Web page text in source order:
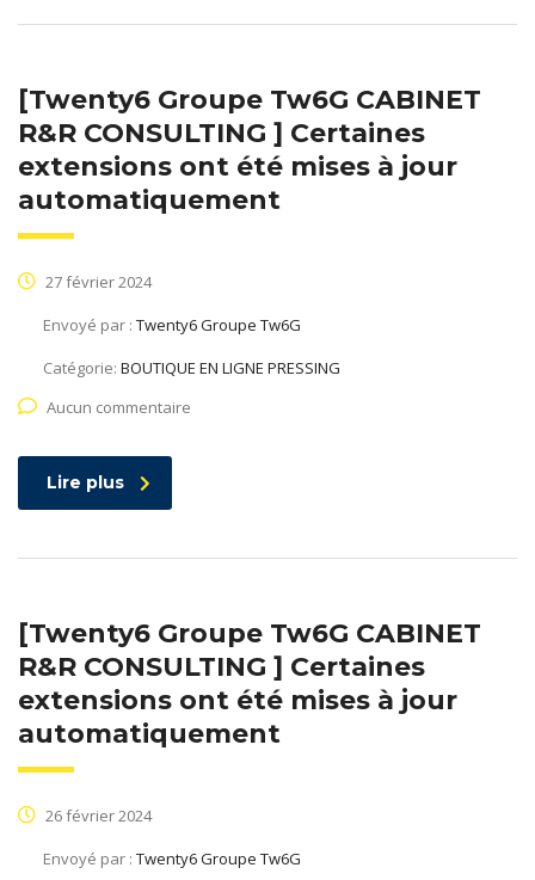
[Twenty6 Groupe Tw6G CABINET
R&R CONSULTING ] Certaines
extensions ont été mises à jour
automatiquement
27 février 2024
Envoyé par : Twenty6 Groupe Tw6G
Catégorie: BOUTIQUE EN LIGNE PRESSING
Aucun commentaire
Lire plus
[Twenty6 Groupe Tw6G CABINET
R&R CONSULTING ] Certaines
extensions ont été mises à jour
automatiquement
26 février 2024
Envoyé par : Twenty6 Groupe Tw6G